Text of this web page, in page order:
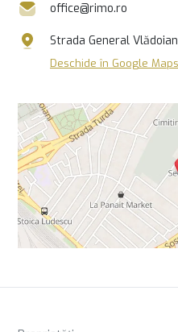
office@rimo.ro
Strada General
Deschide în Google Maps